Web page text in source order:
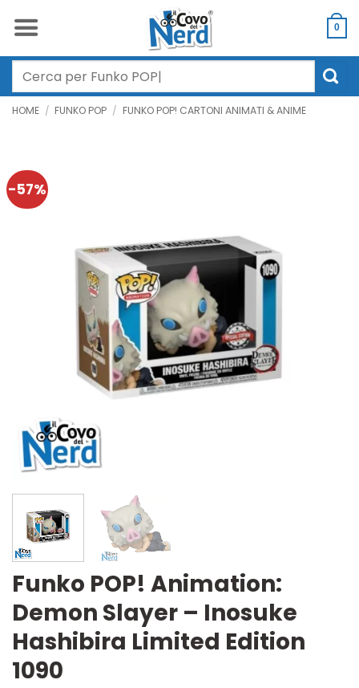
0
Cerca:
HOME / FUNKO POP / FUNKO POP! CARTONI ANIMATI & ANIME
-57%
Funko POP! Animation:
Demon Slayer – Inosuke
Hashibira Limited Edition
1090